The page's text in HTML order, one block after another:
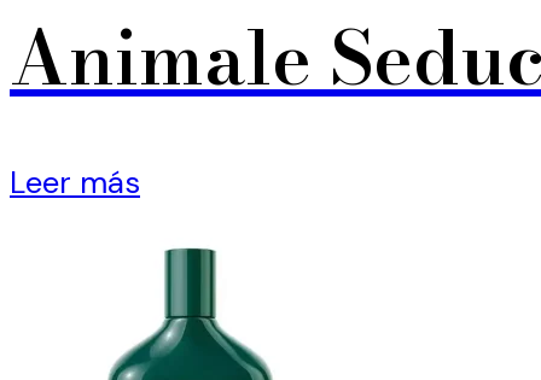
Animale
Leer más